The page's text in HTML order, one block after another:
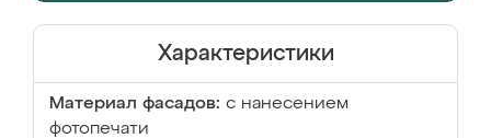
Характеристики
Материал фасадов: с нанесением
фотопечати